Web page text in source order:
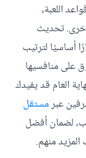
اللعبة،
تحديث
أساسيًا لترتيب
على منافسيها
العام قد يفيدك
عبرمستقل
لضمان أفضل
منهم.